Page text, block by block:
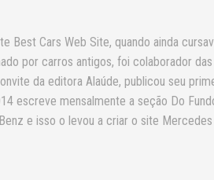
Best Cars Web Site, quando ainda
por carros antigos, foi colaborador das
da editora Alaúde, publicou seu
escreve mensalmente a seção Do
e isso o levou a criar o site Mercedes